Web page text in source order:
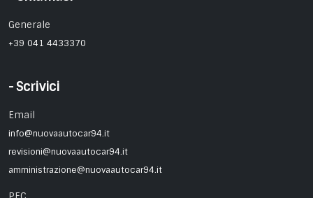
Generale
+39 041 4433370
- Scrivici
Email
info@nuovaautocar94.it
revisioni@nuovaautocar94.it
amministrazione@nuovaautocar94.it